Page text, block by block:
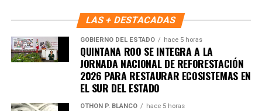
Benito Juárez avanza hacia un modelo de convivencia
basado en la participación activa, el respeto y la
responsabilidad compartida.
Fuente: 5to Poder Agencia de Noticias
LAS + DESTACADAS
GOBIERNO DEL ESTADO hace 5 horas
QUINTANA ROO SE INTEGRA A LA
JORNADA NACIONAL DE REFORESTACIÓN
2026 PARA RESTAURAR ECOSISTEMAS EN
EL SUR DEL ESTADO
OTHON P. BLANCO hace 5 horas